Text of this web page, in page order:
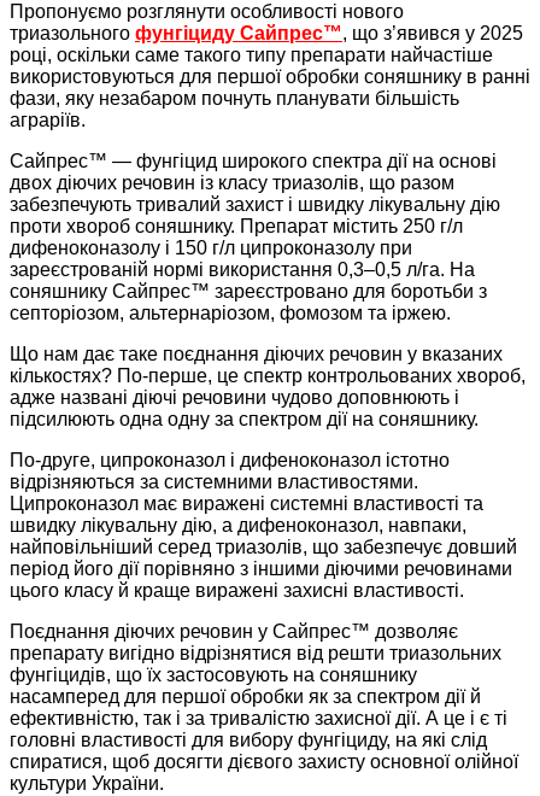
Пропонуємо розглянути особливості нового
триазольного фунгіциду Сайпрес™, що з’явився у 2025
році, оскільки саме такого типу препарати найчастіше
використовуються для першої обробки соняшнику в ранні
фази, яку незабаром почнуть планувати більшість
аграріїв.
Сайпрес™ — фунгіцид широкого спектра дії на основі
двох діючих речовин із класу триазолів, що разом
забезпечують тривалий захист і швидку лікувальну дію
проти хвороб соняшнику. Препарат містить 250 г/л
дифеноконазолу і 150 г/л ципроконазолу при
зареєстрованій нормі використання 0,3–0,5 л/га. На
соняшнику Сайпрес™ зареєстровано для боротьби з
септоріозом, альтернаріозом, фомозом та іржею.
Що нам дає таке поєднання діючих речовин у вказаних
кількостях? По-перше, це спектр контрольованих хвороб,
адже названі діючі речовини чудово доповнюють і
підсилюють одна одну за спектром дії на соняшнику.
По-друге, ципроконазол і дифеноконазол істотно
відрізняються за системними властивостями.
Ципроконазол має виражені системні властивості та
швидку лікувальну дію, а дифеноконазол, навпаки,
найповільніший серед триазолів, що забезпечує довший
період його дії порівняно з іншими діючими речовинами
цього класу й краще виражені захисні властивості.
Поєднання діючих речовин у Сайпрес™ дозволяє
препарату вигідно відрізнятися від решти триазольних
фунгіцидів, що їх застосовують на соняшнику
насамперед для першої обробки як за спектром дії й
ефективністю, так і за тривалістю захисної дії. А це і є ті
головні властивості для вибору фунгіциду, на які слід
спиратися, щоб досягти дієвого захисту основної олійної
культури України.